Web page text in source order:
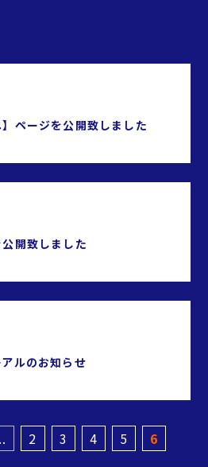
】ページを公開致しました
公開致しました
ルのお知らせ
2 3 4 5 6